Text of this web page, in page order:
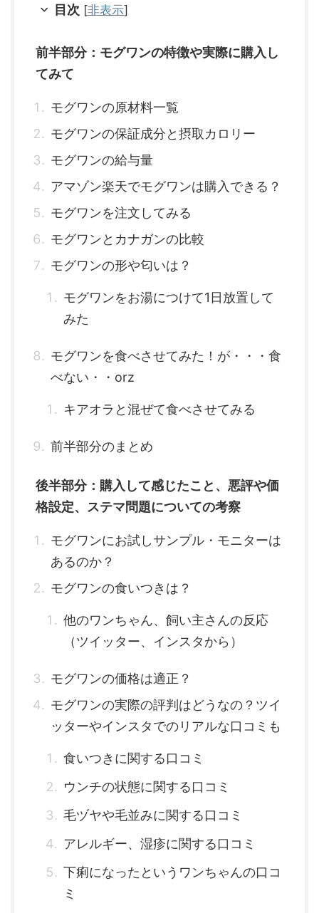
目次 [非表示]
前半部分：モグワンの特徴や実際に購入し
てみて
モグワンの原材料一覧
モグワンの保証成分と摂取カロリー
モグワンの給与量
アマゾン楽天でモグワンは購入できる？
モグワンを注文してみる
モグワンとカナガンの比較
モグワンの形や匂いは？
モグワンをお湯につけて1日放置して
みた
モグワンを食べさせてみた！が・・・食
べない・・orz
キアオラと混ぜて食べさせてみる
前半部分のまとめ
後半部分：購入して感じたこと、悪評や価
格設定、ステマ問題についての考察
モグワンにお試しサンプル・モニターは
あるのか？
モグワンの食いつきは？
他のワンちゃん、飼い主さんの反応
（ツイッター、インスタから）
モグワンの価格は適正？
モグワンの実際の評判はどうなの？ツイ
ッターやインスタでのリアルな口コミも
食いつきに関する口コミ
ウンチの状態に関する口コミ
毛ヅヤや毛並みに関する口コミ
アレルギー、湿疹に関する口コミ
下痢になったというワンちゃんの口コ
ミ